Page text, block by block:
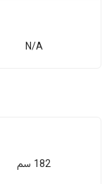
N/A
182 سم